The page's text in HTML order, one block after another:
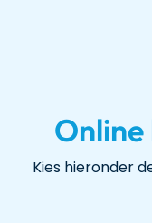
Online
Kies hieronder